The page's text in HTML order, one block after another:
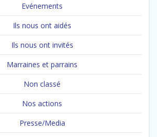
Evénements
Ils nous ont aidés
Ils nous ont invités
Marraines et parrains
Non classé
Nos actions
Presse/Media